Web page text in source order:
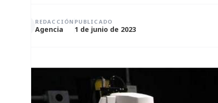
REDACCIÓN
Agencia
PUBLICADO
1 de junio de 2023